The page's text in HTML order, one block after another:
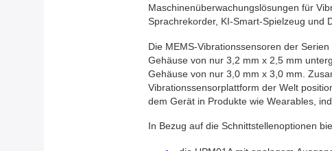
Maschinenüberwachungslösungen für
Sprachrekorder, KI-Smart-Spielzeug und
Die MEMS-Vibrationssensoren der
Gehäuse von nur 3,2 mm x 2,5 mm
Gehäuse von nur 3,0 mm x 3,0 mm.
Vibrationssensorplattform der Welt
dem Gerät in Produkte wie Wearables,
In Bezug auf die Schnittstellenoptionen